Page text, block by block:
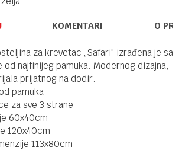
KOMENTARI O
za krevetac „Safari" izrađena je sa
od najfinijeg pamuka. Modernog dizajna,
prijatnog na dodir.
pamuka
za sve 3 strane
60x40cm
120x40cm
113x80cm